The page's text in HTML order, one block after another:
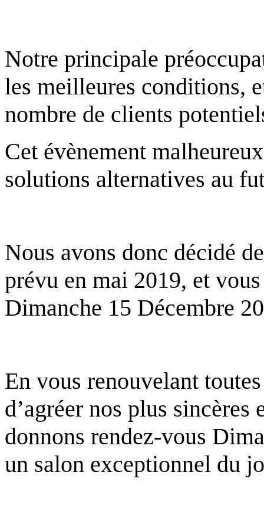
Notre principale
les meilleures conditions,
nombre de clients
Cet évènement
solutions alternatives au
Nous avons donc décidé
prévu en mai 2019, et
Dimanche 15 Décembre
En vous renouvelant
d’agréer nos plus sincères
donnons rendez-vous
un salon exceptionnel du